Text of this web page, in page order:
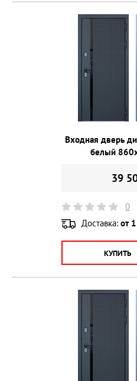
Входная дверь
белый
39
0
Доставка: от
КУПИТЬ